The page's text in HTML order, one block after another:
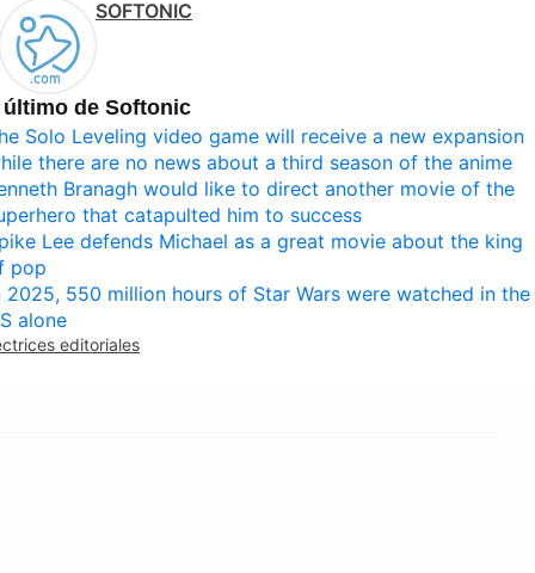
SOFTONIC
de Softonic
Solo Leveling video game will receive a new expansion
there are no news about a third season of the anime
Branagh would like to direct another movie of the
that catapulted him to success
Lee defends Michael as a great movie about the king
pop
2025, 550 million hours of Star Wars were watched in the
alone
editoriales